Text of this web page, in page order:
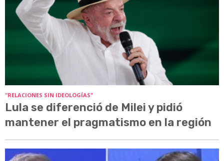
"RELACIONES SIN IDEOLOGÍAS"
Lula se diferenció de Milei y pidió
mantener el pragmatismo en la región